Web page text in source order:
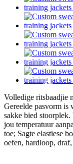
Volledige ritsbaadjie
Gereelde pasvorm is
sakke bied
jou temperatuur
toe; Sagte elastiese
oefen, hardloop,